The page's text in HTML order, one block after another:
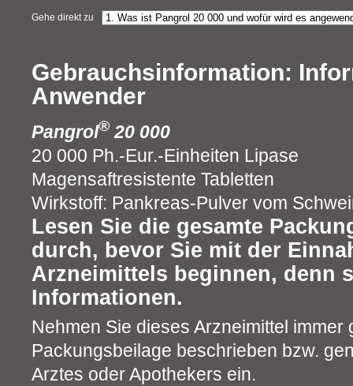
Gehe direkt zu
Gebrauchsinformation:
Anwender
Pangrol® 20 000
20 000 Ph.-Eur.-Einheiten Lipase
Magensaftresistente Tabletten
Wirkstoff: Pankreas-Pulver vom
Lesen Sie die gesamte
durch, bevor Sie mit der
Arzneimittels beginnen, denn
Informationen.
Nehmen Sie dieses Arzneimittel immer
Packungsbeilage beschrieben bzw.
Arztes oder Apothekers ein.